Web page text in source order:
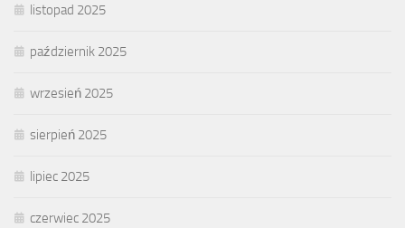
listopad 2025
październik 2025
wrzesień 2025
sierpień 2025
lipiec 2025
czerwiec 2025